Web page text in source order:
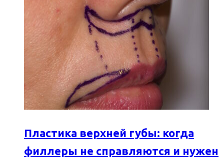
Пластика верхней губы: когда
филлеры не справляются и нужен